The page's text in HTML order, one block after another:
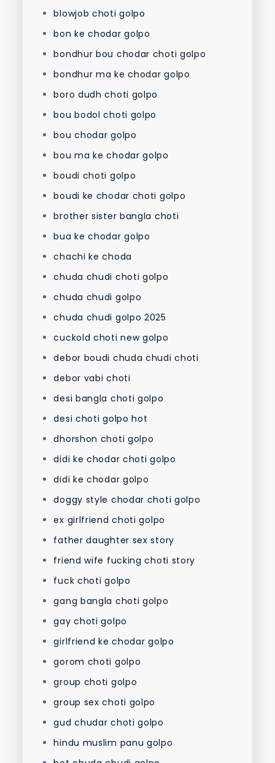
blowjob choti golpo
bon ke chodar golpo
bondhur bou chodar choti golpo
bondhur ma ke chodar golpo
boro dudh choti golpo
bou bodol choti golpo
bou chodar golpo
bou ma ke chodar golpo
boudi choti golpo
boudi ke chodar choti golpo
brother sister bangla choti
bua ke chodar golpo
chachi ke choda
chuda chudi choti golpo
chuda chudi golpo
chuda chudi golpo 2025
cuckold choti new golpo
debor boudi chuda chudi choti
debor vabi choti
desi bangla choti golpo
desi choti golpo hot
dhorshon choti golpo
didi ke chodar choti golpo
didi ke chodar golpo
doggy style chodar choti golpo
ex girlfriend choti golpo
father daughter sex story
friend wife fucking choti story
fuck choti golpo
gang bangla choti golpo
gay choti golpo
girlfriend ke chodar golpo
gorom choti golpo
group choti golpo
group sex choti golpo
gud chudar choti golpo
hindu muslim panu golpo